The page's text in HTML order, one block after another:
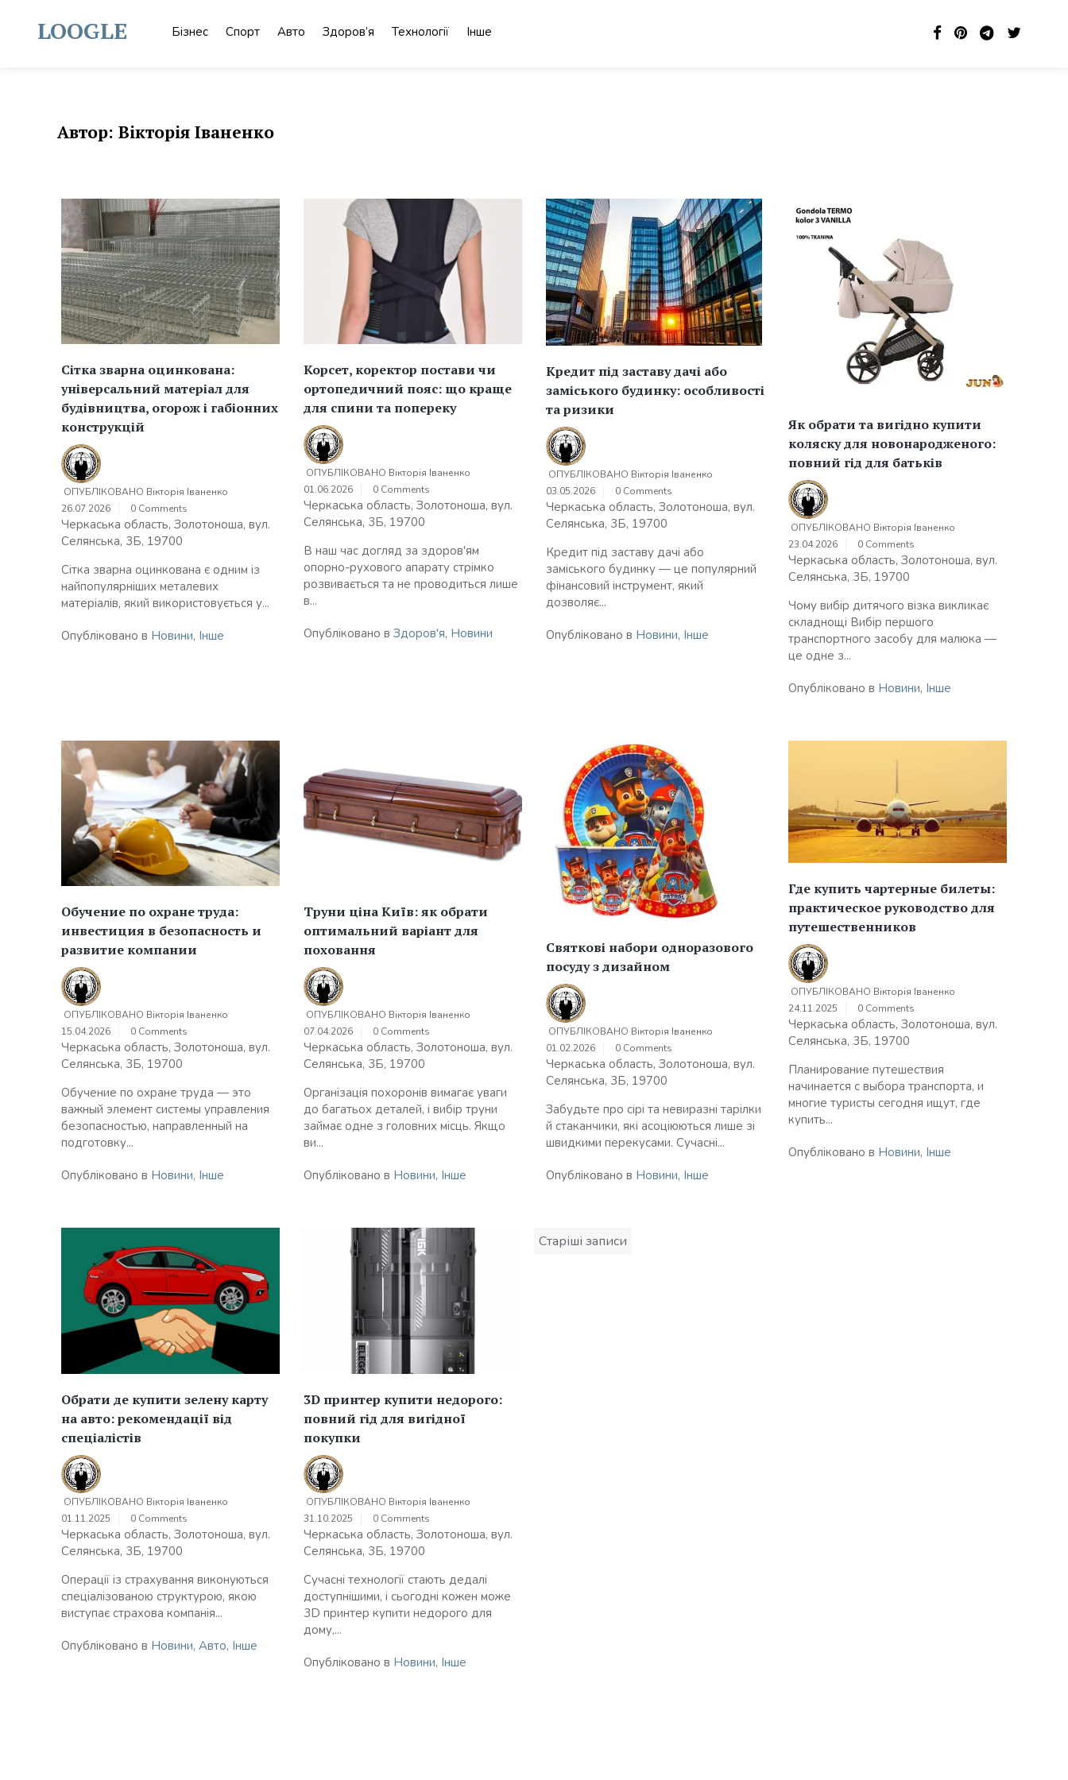
contentLOOGLE Бізнес Спорт Авто Здоров’я Технології Інше
Автор: Вікторія Іваненко
Сітка зварна оцинкована:
універсальний матеріал для
будівництва, огорож і габіонних
конструкцій
ОПУБЛІКОВАНО Вікторія Іваненко
26.07.2026
0 Comments
Черкаська область, Золотоноша, вул.
Селянська, 3Б, 19700
Сітка зварна оцинкована є одним із
найпопулярніших металевих
матеріалів, який використовується у...
Опубліковано в Новини, Інше
Корсет, коректор постави чи
ортопедичний пояс: що краще
для спини та попереку
ОПУБЛІКОВАНО Вікторія Іваненко
01.06.2026
0 Comments
Черкаська область, Золотоноша, вул.
Селянська, 3Б, 19700
В наш час догляд за здоров'ям
опорно-рухового апарату стрімко
розвивається та не проводиться лише
в...
Опубліковано в Здоров'я, Новини
Кредит під заставу дачі або
заміського будинку: особливості
та ризики
ОПУБЛІКОВАНО Вікторія Іваненко
03.05.2026
0 Comments
Черкаська область, Золотоноша, вул.
Селянська, 3Б, 19700
Кредит під заставу дачі або
заміського будинку — це популярний
фінансовий інструмент, який
дозволяє...
Опубліковано в Новини, Інше
Як обрати та вигідно купити
коляску для новонародженого:
повний гід для батьків
ОПУБЛІКОВАНО Вікторія Іваненко
23.04.2026
0 Comments
Черкаська область, Золотоноша, вул.
Селянська, 3Б, 19700
Чому вибір дитячого візка викликає
складнощі Вибір першого
транспортного засобу для малюка —
це одне з...
Опубліковано в Новини, Інше
Обучение по охране труда:
инвестиция в безопасность и
развитие компании
ОПУБЛІКОВАНО Вікторія Іваненко
15.04.2026
0 Comments
Черкаська область, Золотоноша, вул.
Селянська, 3Б, 19700
Обучение по охране труда — это
важный элемент системы управления
безопасностью, направленный на
подготовку...
Опубліковано в Новини, Інше
Труни ціна Київ: як обрати
оптимальний варіант для
поховання
ОПУБЛІКОВАНО Вікторія Іваненко
07.04.2026
0 Comments
Черкаська область, Золотоноша, вул.
Селянська, 3Б, 19700
Організація похоронів вимагає уваги
до багатьох деталей, і вибір труни
займає одне з головних місць. Якщо
ви...
Опубліковано в Новини, Інше
Святкові набори одноразового
посуду з дизайном
ОПУБЛІКОВАНО Вікторія Іваненко
01.02.2026
0 Comments
Черкаська область, Золотоноша, вул.
Селянська, 3Б, 19700
Забудьте про сірі та невиразні тарілки
й стаканчики, які асоціюються лише зі
швидкими перекусами. Сучасні...
Опубліковано в Новини, Інше
Где купить чартерные билеты:
практическое руководство для
путешественников
ОПУБЛІКОВАНО Вікторія Іваненко
24.11.2025
0 Comments
Черкаська область, Золотоноша, вул.
Селянська, 3Б, 19700
Планирование путешествия
начинается с выбора транспорта, и
многие туристы сегодня ищут, где
купить...
Опубліковано в Новини, Інше
Обрати де купити зелену карту
на авто: рекомендації від
спеціалістів
ОПУБЛІКОВАНО Вікторія Іваненко
01.11.2025
0 Comments
Черкаська область, Золотоноша, вул.
Селянська, 3Б, 19700
Операції із страхування виконуються
спеціалізованою структурою, якою
виступає страхова компанія...
Опубліковано в Новини, Авто, Інше
3D принтер купити недорого:
повний гід для вигідної
покупки
ОПУБЛІКОВАНО Вікторія Іваненко
31.10.2025
0 Comments
Черкаська область, Золотоноша, вул.
Селянська, 3Б, 19700
Сучасні технології стають дедалі
доступнішими, і сьогодні кожен може
3D принтер купити недорого для
дому,...
Опубліковано в Новини, Інше
Навігація
Старіші записи